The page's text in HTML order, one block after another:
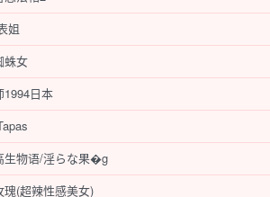
姐
蛛女
1994日本
生物语/淫らな果�g
瑰(超辣性感美女)